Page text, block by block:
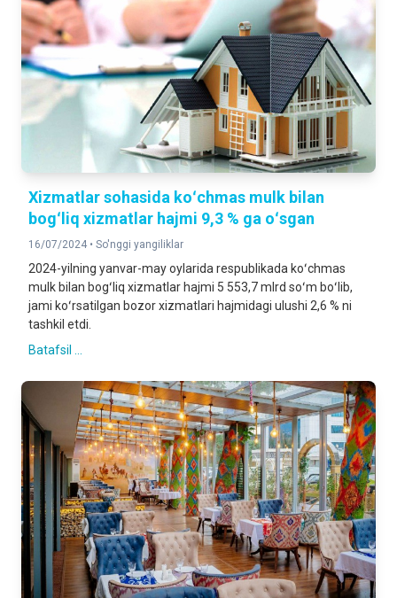
Xizmatlar sohasida koʻchmas mulk bilan
bogʻliq xizmatlar hajmi 9,3 % ga oʻsgan
16/07/2024 • So'nggi yangiliklar
2024-yilning yanvar-may oylarida respublikada koʻchmas
mulk bilan bogʻliq xizmatlar hajmi 5 553,7 mlrd soʻm boʻlib,
jami koʻrsatilgan bozor xizmatlari hajmidagi ulushi 2,6 % ni
tashkil etdi.
Batafsil ...